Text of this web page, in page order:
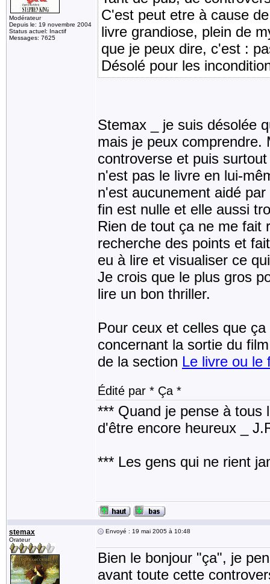
Modérateur
Depuis le: 19 novembre 2004
Status actuel: Inactif
Messages: 7625
C'est peut etre à cause
livre grandiose, plein de
que je peux dire, c'est :
Désolé pour les
Stemax _ je suis désolée
mais je peux comprendre.
controverse et puis
n'est pas le livre en lui-
n'est aucunement aidé
fin est nulle et elle aussi
Rien de tout ça ne me fait
recherche des points et
eu à lire et visualiser ce
Je crois que le plus gros
lire un bon thriller.
Pour ceux et celles que
concernant la sortie du
de la section Le livre ou le
Édité par * Ça *
*** Quand je pense à tous
d'être encore heureux _
*** Les gens qui ne rient
stemax
Orateur
Envoyé : 19 mai 2005 à 10:48
Bien le bonjour "ça", je
avant toute cette